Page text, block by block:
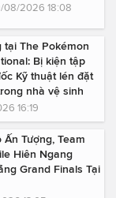
08/2026 18:08
tại The Pokémon
Bị kiện tập
Kỹ thuật lén đặt
nhà vệ sinh
16:19
Tượng, Team
Hiên Ngang
Grand Finals Tại